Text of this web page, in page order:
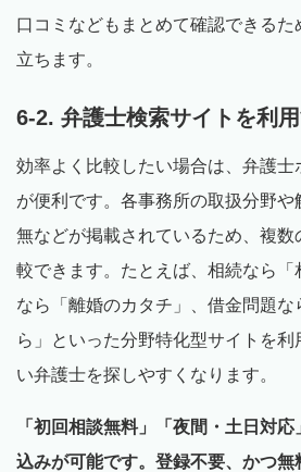
口コミなどもまとめて確認できる
立ちます。
6-2. 弁護士検索サイトを利
効率よく比較したい場合は、弁護士
が便利です。各事務所の取扱分野
無などが掲載されているため、複数
較できます。たとえば、相続なら「
なら「離婚のカタチ」、借金問題
ら」といった分野特化型サイトを
い弁護士を探しやすくなります。
「初回相談無料」「夜間・土日対
込みが可能です。登録不要、かつ無